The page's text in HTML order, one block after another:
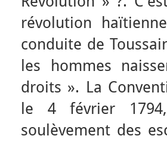
révolution
conduite de
les hommes
droits ». La
le 4 février
soulèvement des